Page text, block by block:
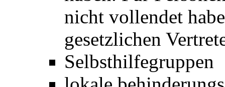
nicht vollendet
gesetzlichen
Selbsthilfegruppen